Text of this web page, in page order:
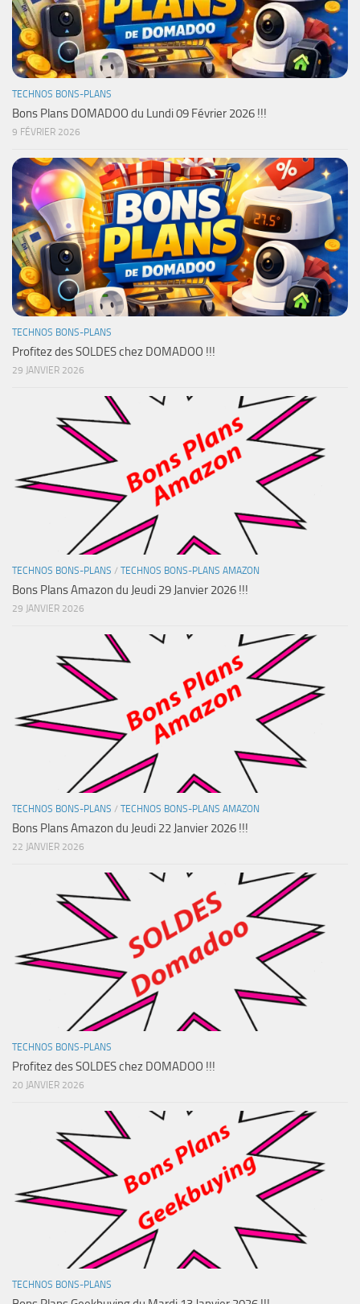
TECHNOS BONS-PLANS
Bons Plans DOMADOO du Lundi 09 Février 2026 !!!
9 FÉVRIER 2026
TECHNOS BONS-PLANS
Profitez des SOLDES chez DOMADOO !!!
29 JANVIER 2026
TECHNOS BONS-PLANS / TECHNOS BONS-PLANS AMAZON
Bons Plans Amazon du Jeudi 29 Janvier 2026 !!!
29 JANVIER 2026
TECHNOS BONS-PLANS / TECHNOS BONS-PLANS AMAZON
Bons Plans Amazon du Jeudi 22 Janvier 2026 !!!
22 JANVIER 2026
TECHNOS BONS-PLANS
Profitez des SOLDES chez DOMADOO !!!
20 JANVIER 2026
TECHNOS BONS-PLANS